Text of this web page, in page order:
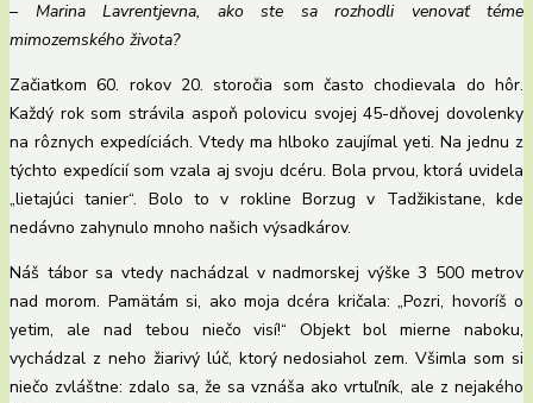
– Marina Lavrentjevna, ako ste sa rozhodli venovať téme
mimozemského života?
Začiatkom 60. rokov 20. storočia som často chodievala do hôr.
Každý rok som strávila aspoň polovicu svojej 45-dňovej dovolenky
na rôznych expedíciách. Vtedy ma hlboko zaujímal yeti. Na jednu z
týchto expedícií som vzala aj svoju dcéru. Bola prvou, ktorá uvidela
„lietajúci tanier“. Bolo to v rokline Borzug v Tadžikistane, kde
nedávno zahynulo mnoho našich výsadkárov.
Náš tábor sa vtedy nachádzal v nadmorskej výške 3 500 metrov
nad morom. Pamätám si, ako moja dcéra kričala: „Pozri, hovoríš o
yetim, ale nad tebou niečo visí!“ Objekt bol mierne naboku,
vychádzal z neho žiarivý lúč, ktorý nedosiahol zem. Všimla som si
niečo zvláštne: zdalo sa, že sa vznáša ako vrtuľník, ale z nejakého